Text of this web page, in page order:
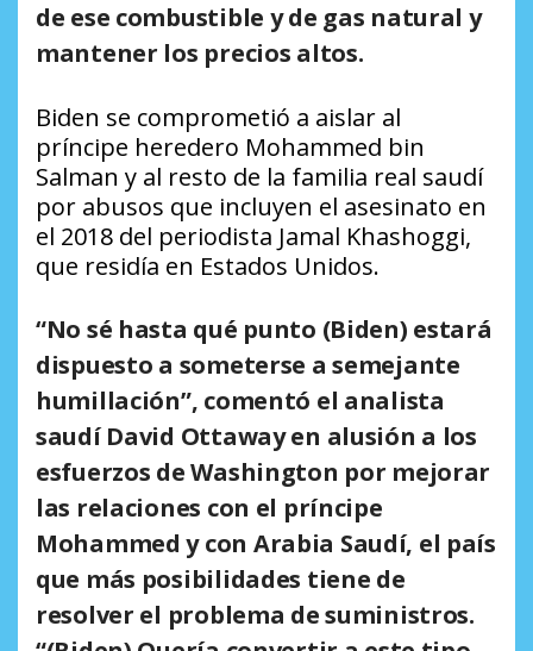
de ese combustible y de gas natural y
mantener los precios altos.
Biden se comprometió a aislar al
príncipe heredero Mohammed bin
Salman y al resto de la familia real saudí
por abusos que incluyen el asesinato en
el 2018 del periodista Jamal Khashoggi,
que residía en Estados Unidos.
“No sé hasta qué punto (Biden) estará
dispuesto a someterse a semejante
humillación”, comentó el analista
saudí David Ottaway en alusión a los
esfuerzos de Washington por mejorar
las relaciones con el príncipe
Mohammed y con Arabia Saudí, el país
que más posibilidades tiene de
resolver el problema de suministros.